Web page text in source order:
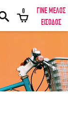
0
ΓΙΝΕ ΜΕΛΟΣ
ΕΙΣΟΔΟΣ